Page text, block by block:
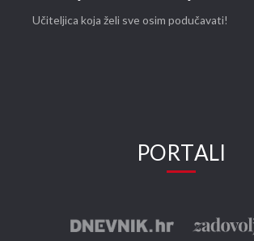
Učiteljica koja želi sve osim podučavati!
PORTALI